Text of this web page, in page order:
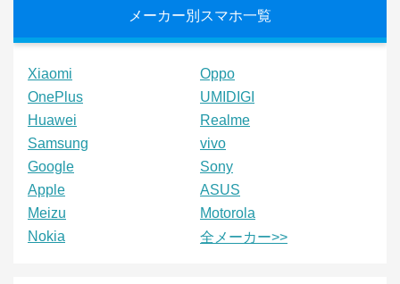
メーカー別スマホ一覧
Xiaomi
Oppo
OnePlus
UMIDIGI
Huawei
Realme
Samsung
vivo
Google
Sony
Apple
ASUS
Meizu
Motorola
Nokia
全メーカー>>